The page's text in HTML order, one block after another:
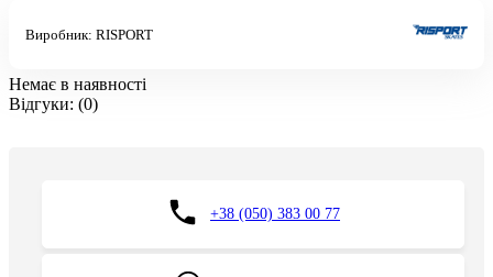
Виробник: RISPORT
Немає в наявності
Відгуки: (0)
+38 (050) 383 00 77